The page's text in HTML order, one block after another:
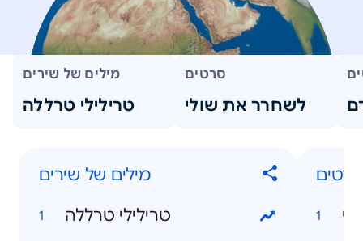
מילים של שירים
טרילילי טרללה
סרטים
לשחרר את שולי
מילים של שירים
טרילילי טרללה
סרטים